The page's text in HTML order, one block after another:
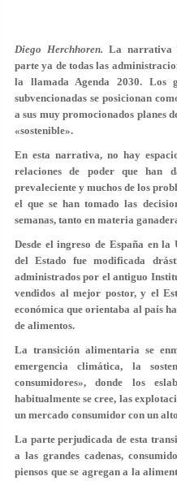
Diego Herchhoren. La narrativa
parte ya de todas las
la llamada Agenda 2030. Los
subvencionadas se posicionan
a sus muy promocionados planes
«sostenible».
En esta narrativa, no hay
relaciones de poder que han
prevaleciente y muchos de los
el que se han tomado las
semanas, tanto en materia
Desde el ingreso de España en
del Estado fue modificada
administrados por el antiguo
vendidos al mejor postor, y el
económica que orientaba al país
de alimentos.
La transición alimentaria se
emergencia climática, la
consumidores», donde los
habitualmente se cree, las
un mercado consumidor con un
La parte perjudicada de esta
a las grandes cadenas,
piensos que se agregan a la